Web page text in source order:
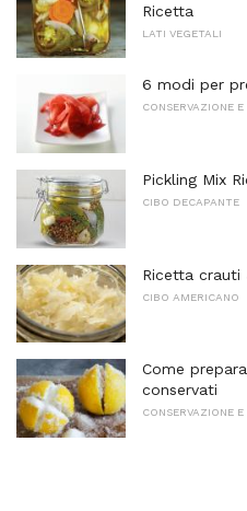
Ricetta
LATI VEGETALI
6 modi per
CONSERVAZIONE
Pickling Mix
CIBO DECAPANTE
Ricetta crauti
CIBO AMERICANO
Come
conservati
CONSERVAZIONE